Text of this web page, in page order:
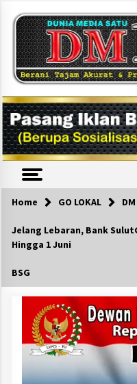
content
Home GO LOKAL
Jelang Lebaran, Bank
Hingga 1 Juni
BSG